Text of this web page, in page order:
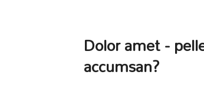
Dolor amet -
accumsan?